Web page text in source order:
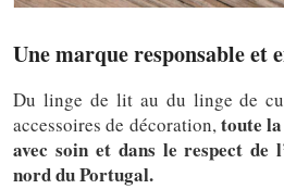
Une marque responsable et
Du linge de lit au du linge de
accessoires de décoration,toute
avec soin et dans le respect de
nord du Portugal.